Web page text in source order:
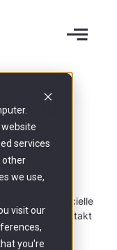
services
other
we use,
visit our
you're
at
før den officielle
direkte kontakt